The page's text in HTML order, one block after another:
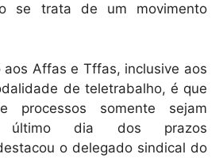
se trata de um movimento
aos Affas e Tffas, inclusive aos
de teletrabalho, é que
processos somente sejam
último dia dos prazos
o delegado sindical do